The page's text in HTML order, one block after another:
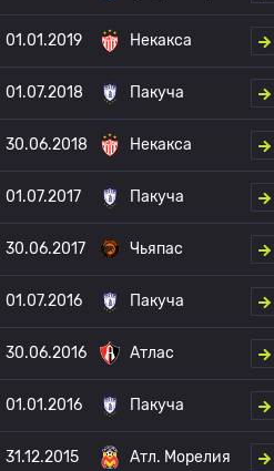
01.01.2019 Некакса
01.07.2018 Пакуча
30.06.2018 Некакса
01.07.2017 Пакуча
30.06.2017 Чьяпас
01.07.2016 Пакуча
30.06.2016 Атлас
01.01.2016 Пакуча
31.12.2015 Атл. Морелия